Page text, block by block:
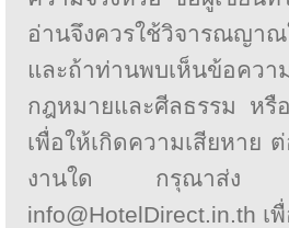
อ่านจึงควรใช้วิจารณญาณ
และถ้าท่านพบเห็นข้อควา
กฎหมายและศีลธรรม หรื
เพื่อให้เกิดความเสียหาย
งานใด กรุณาส่
info@HotelDirect.in.th เ